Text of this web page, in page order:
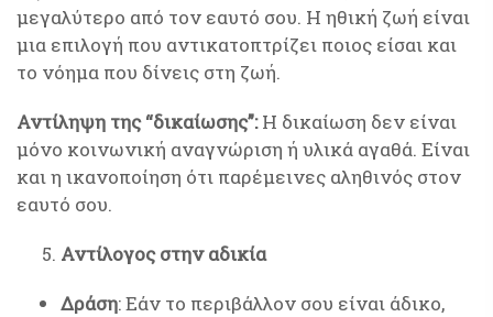
μεγαλύτερο από τον εαυτό σου. Η ηθική ζωή είναι
μια επιλογή που αντικατοπτρίζει ποιος είσαι και
το νόημα που δίνεις στη ζωή.
Αντίληψη της “δικαίωσης”:Η δικαίωση δεν είναι
μόνο κοινωνική αναγνώριση ή υλικά αγαθά. Είναι
και η ικανοποίηση ότι παρέμεινες αληθινός στον
εαυτό σου.
Αντίλογος στην αδικία
Δράση: Εάν το περιβάλλον σου είναι άδικο,